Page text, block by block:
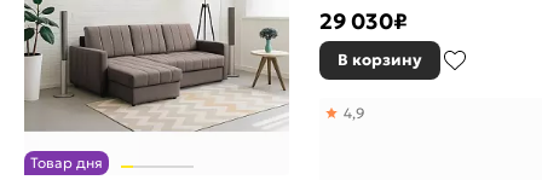
Черный
Товар дня
29 030₽
В корзину
4,9